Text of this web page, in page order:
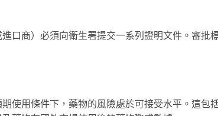
口商）必須向衛生署提交一系列證明文件。審批
使用條件下，藥物的風險處於可接受水平。這包